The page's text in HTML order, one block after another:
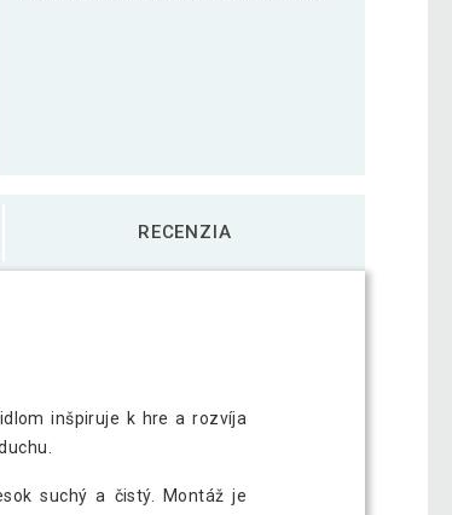
RECENZIA
inšpiruje k hre a rozvíja
suchý a čistý. Montáž je